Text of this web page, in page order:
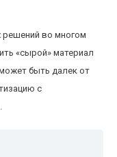
решений во многом
«сырой» материал
быть далек от
с